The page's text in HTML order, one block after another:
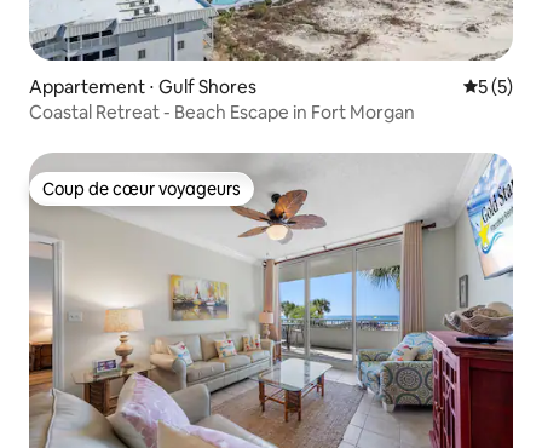
Appartement ⋅ Gulf Shores
5 (5)
Coastal Retreat - Beach Escape in Fort Morgan
Coup de cœur voyageurs
Coup de cœur voyageurs